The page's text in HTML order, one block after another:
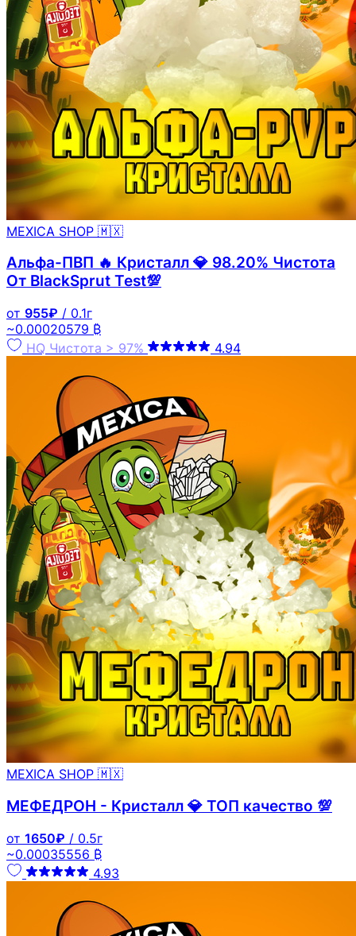
MEXICA SHOP 🇲🇽
Альфа-ПВП 🔥 Кристалл 💎 98.20% Чистота
От BlackSprut Test💯
от 955₽ / 0.1г
~0.00020579 ₿
HQ Чистота > 97% 4.94
MEXICA SHOP 🇲🇽
МЕФЕДРОН - Кристалл 💎 ТОП качество 💯
от 1650₽ / 0.5г
~0.00035556 ₿
4.93